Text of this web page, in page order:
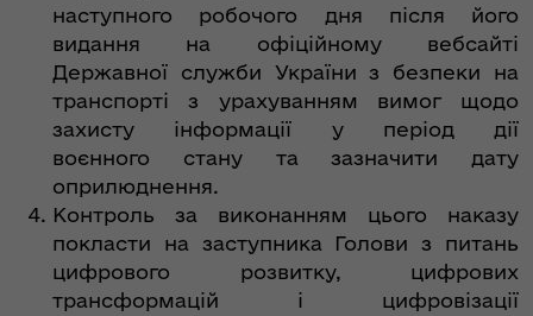
наступного робочого дня після його
видання на офіційному вебсайті
Державної служби України з безпеки на
транспорті з урахуванням вимог щодо
захисту інформації у період дії
воєнного стану та зазначити дату
оприлюднення.
Контроль за виконанням цього наказу
покласти на заступника Голови з питань
цифрового розвитку, цифрових
трансформацій і цифровізації